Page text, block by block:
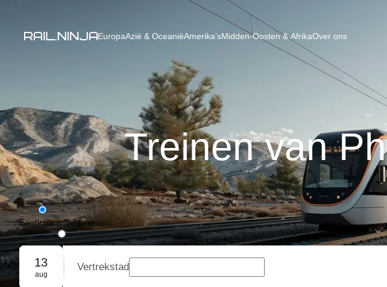
EuropaAzië & OceaniëAmerika’sMidden-Oosten & AfrikaOver ons
Treinen van
Eénrichtingsverkeer
Retourvlucht
Groepsreservering
13
aug
Vertrekstad